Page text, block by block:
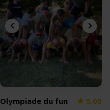
Olympiade du fun 5.00